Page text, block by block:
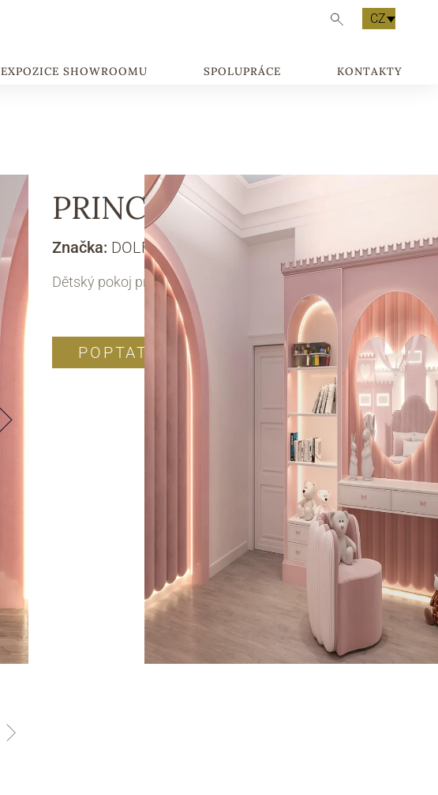
CZ
EXPOZICE SHOWROOMU SPOLUPRÁCE KONTAKTY
PRINCESS MATILDE
Značka: DOLFI
Dětský pokoj pro princezny
POPTAT PRODUKT